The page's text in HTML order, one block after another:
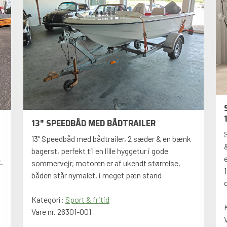
13" SPEEDBÅD MED BÅDTRAILER
13" Speedbåd med bådtrailer, 2 sæder & en bænk
bagerst, perfekt til en lille hyggetur i gode
sommervejr, motoren er af ukendt størrelse,
båden står nymalet, i meget pæn stand
Kategori: Sport & fritid
Vare nr. 26301-001